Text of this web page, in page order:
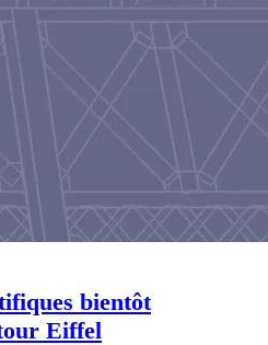
bientôt
Eiffel